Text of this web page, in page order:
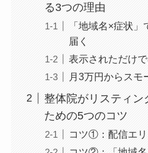
る3つの理由
「地域名×症状
届く
表示されただけ
月3万円からスモ
整体院がリスティン
ための5つのコツ
コツ①：配信エ